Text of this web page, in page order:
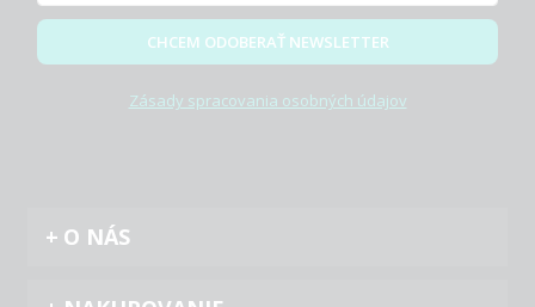
CHCEM ODOBERAŤ NEWSLETTER
Zásady spracovania osobných údajov
O NÁS